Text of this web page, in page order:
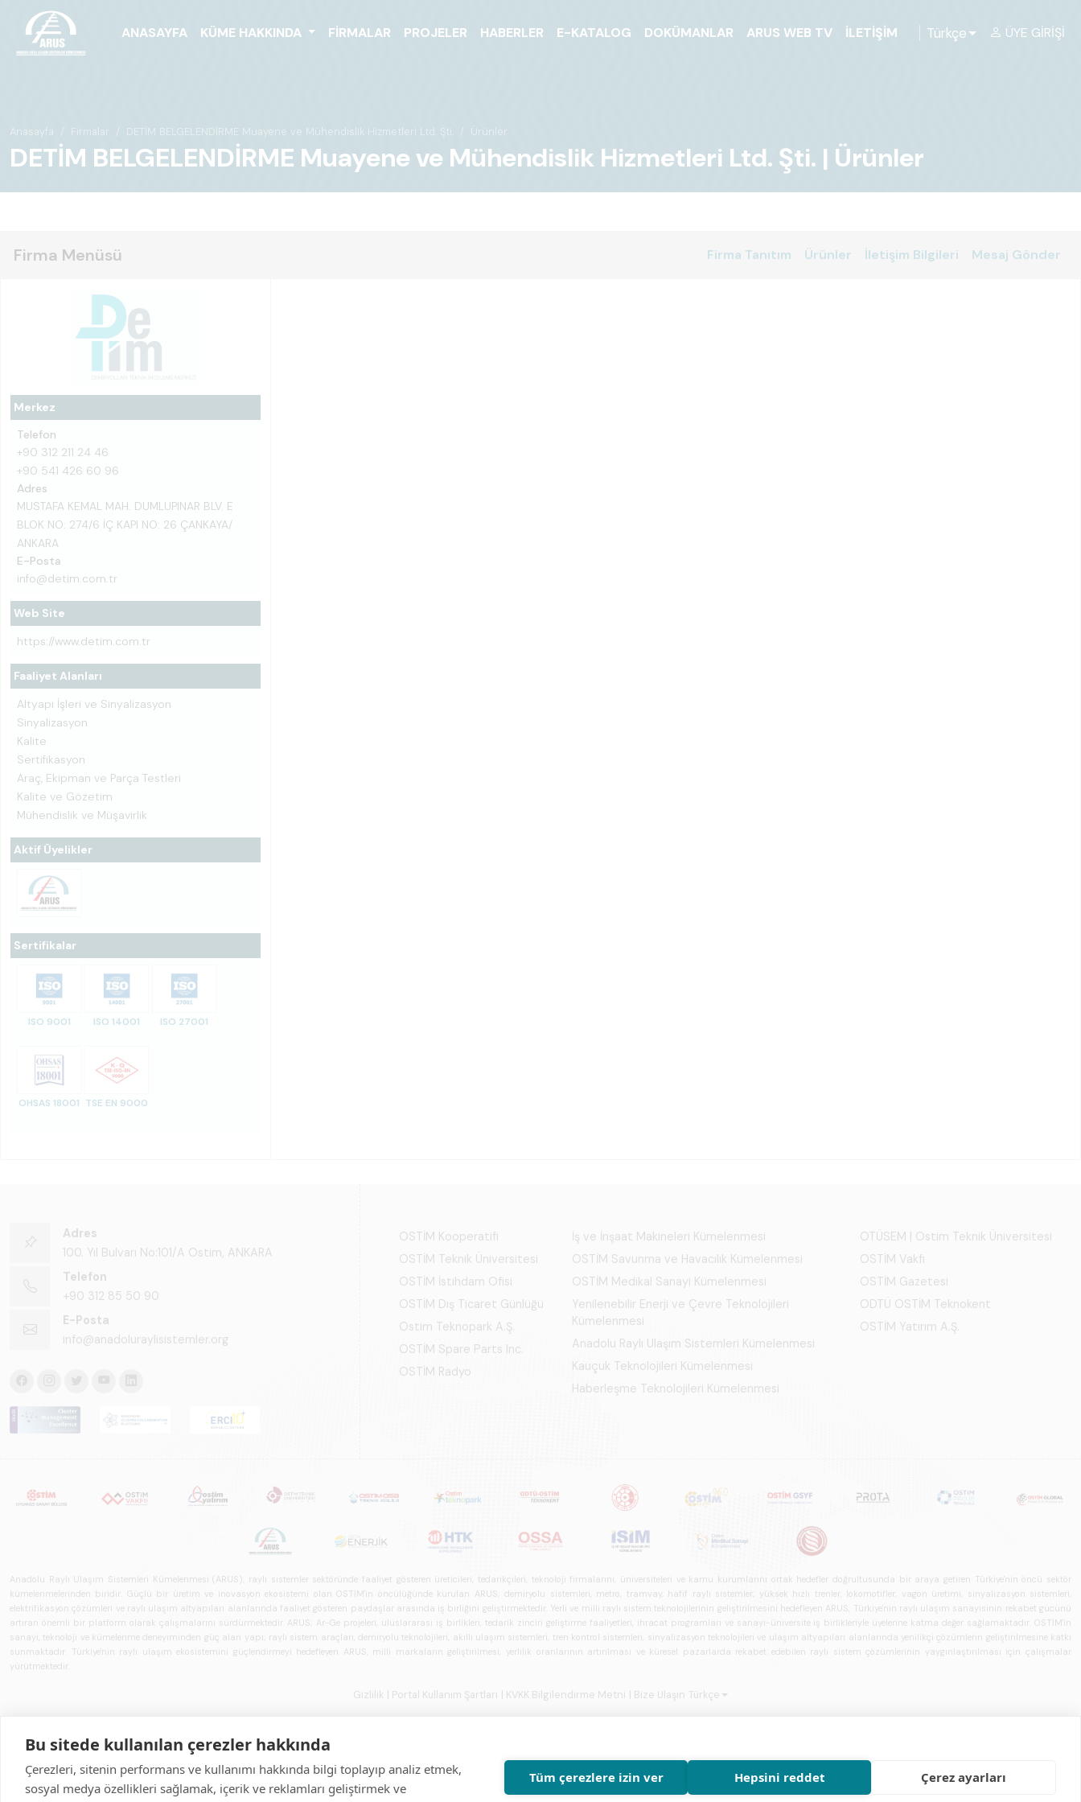
ANASAYFA KÜME HAKKINDA FIRMALAR PROJELER HABERLER E-KATALOG DOKÜMANLAR ARUS WEB TV İLETIŞIM Türkçe ÜYE GIRIŞI
Anasayfa Firmalar DETİM BELGELENDİRME Muayene ve Mühendislik Hizmetleri Ltd. Şti. Ürünler
DETİM BELGELENDİRME Muayene ve Mühendislik Hizmetleri Ltd. Şti. | Ürünler
Firma Menüsü Firma Tanıtım Ürünler İletişim Bilgileri Mesaj Gönder
Merkez
Telefon
+90 312 211 24 46
+90 541 426 60 96
Adres
MUSTAFA KEMAL MAH. DUMLUPINAR BLV. E
BLOK NO: 274/6 İÇ KAPI NO: 26 ÇANKAYA/
ANKARA
E-Posta
info@detim.com.tr
Web Site
https://www.detim.com.tr
Faaliyet Alanları
Altyapı İşleri ve Sinyalizasyon
Sinyalizasyon
Kalite
Sertifikasyon
Araç, Ekipman ve Parça Testleri
Kalite ve Gözetim
Mühendislik ve Müşavirlik
Aktif Üyelikler
Sertifikalar
ISO 9001 ISO 14001 ISO 27001
OHSAS 18001 TSE EN 9000
Adres
100. Yıl Bulvarı No:101/A Ostim, ANKARA
Telefon
+90 312 85 50 90
E-Posta
info@anadoluraylisistemler.org
OSTİM Kooperatifi
OSTİM Teknik Üniversitesi
OSTİM İstihdam Ofisi
OSTİM Dış Ticaret Günlüğü
Ostim Teknopark A.Ş.
OSTİM Spare Parts Inc.
OSTİM Radyo
İş ve İnşaat Makineleri Kümelenmesi
OSTİM Savunma ve Havacılık Kümelenmesi
OSTİM Medikal Sanayi Kümelenmesi
Yenilenebilir Enerji ve Çevre Teknolojileri
Kümelenmesi
Anadolu Raylı Ulaşım Sistemleri Kümelenmesi
Kauçuk Teknolojileri Kümelenmesi
Haberleşme Teknolojileri Kümelenmesi
OTÜSEM | Ostim Teknik Üniversitesi
OSTİM Vakfı
OSTİM Gazetesi
ODTÜ OSTİM Teknokent
OSTİM Yatırım A.Ş.
Anadolu Raylı Ulaşım Sistemleri Kümelenmesi (ARUS), raylı sistemler sektöründe faaliyet gösteren üreticileri, tedarikçileri, teknoloji firmalarını, üniversiteleri ve kamu kurumlarını ortak hedefler doğrultusunda bir araya getiren Türkiye'nin öncü sektör
kümelenmelerinden biridir. Güçlü bir üretim ve inovasyon ekosistemi olan OSTİM'in öncülüğünde kurulan ARUS; demiryolu sistemleri, metro, tramvay, hafif raylı sistemler, yüksek hızlı trenler, lokomotifler, vagon üretimi, sinyalizasyon sistemleri,
elektrifikasyon çözümleri ve raylı ulaşım altyapıları alanlarında faaliyet gösteren paydaşlar arasında iş birliğini geliştirmektedir. Yerli ve milli raylı sistem teknolojilerinin geliştirilmesini hedefleyen ARUS, Türkiye'nin raylı ulaşım sanayisinin rekabet gücünü
artıran önemli bir platform olarak çalışmalarını sürdürmektedir. ARUS; Ar-Ge projeleri, uluslararası iş birlikleri, tedarik zinciri geliştirme faaliyetleri, ihracat programları ve sanayi-üniversite iş birlikleriyle üyelerine katma değer sağlamaktadır. OSTİM'in
sanayi, teknoloji ve kümelenme deneyiminden güç alan yapı; raylı sistem araçları, demiryolu teknolojileri, akıllı ulaşım sistemleri, tren kontrol sistemleri, sinyalizasyon teknolojileri ve ulaşım altyapıları alanlarında yenilikçi çözümlerin geliştirilmesine katkı
sunmaktadır. Türkiye'nin raylı ulaşım ekosistemini güçlendirmeyi hedefleyen ARUS, milli markaların geliştirilmesi, yerlilik oranlarının artırılması ve küresel pazarlarda rekabet edebilen raylı sistem çözümlerinin yaygınlaştırılması için çalışmalar
yürütmektedir.
Gizlilik | Portal Kullanım Şartları | KVKK Bilgilendirme Metni | Bize Ulaşın Türkçe
Bu sitede kullanılan çerezler hakkında
Çerezleri, sitenin performans ve kullanımı hakkında bilgi toplayıp analiz etmek,
sosyal medya özellikleri sağlamak, içerik ve reklamları geliştirmek ve
Tüm çerezlere izin ver Hepsini reddet Çerez ayarları